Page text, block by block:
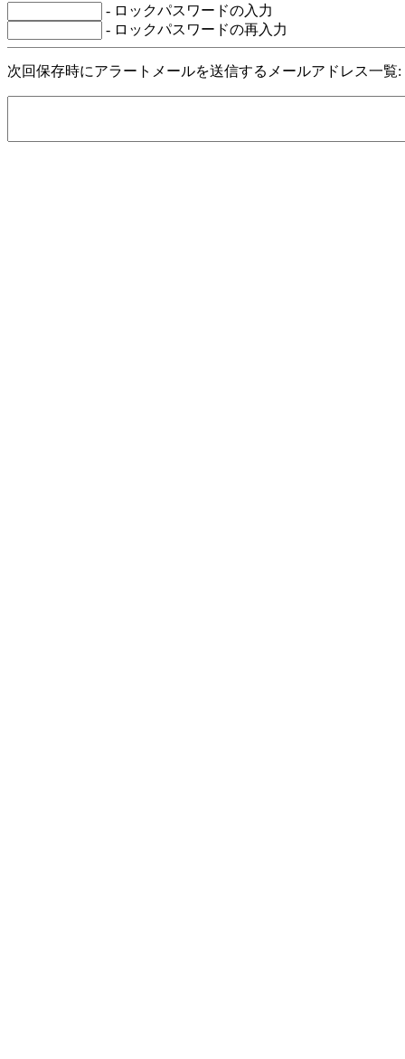
- ロックパスワードの入力
- ロックパスワードの再入力
次回保存時にアラートメールを送信するメールアドレス一覧: